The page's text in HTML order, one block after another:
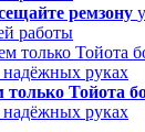
ремзону
работы
Тойота
надёжных руках